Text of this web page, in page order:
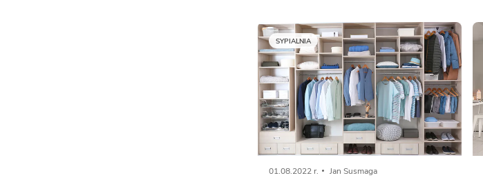
SYPIALNIA
01.08.2022 r. Jan Susmaga